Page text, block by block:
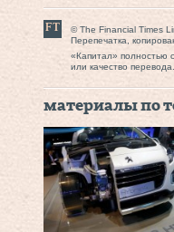
© The Financial Times
Перепечатка,
«Капитал» полностью
или качество перевода.
материалы по